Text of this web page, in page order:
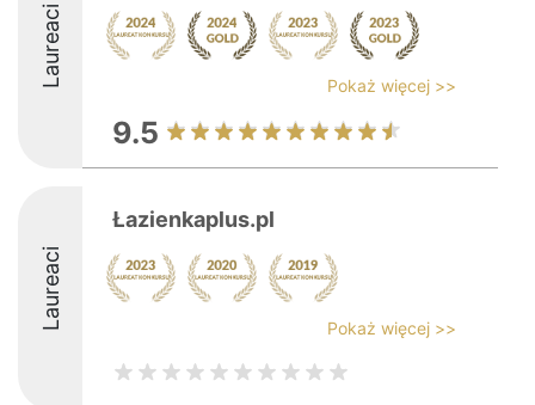
Laureaci Pokaż więcej >>
9.5
Laureaci
Łazienkaplus.pl
Pokaż więcej >>